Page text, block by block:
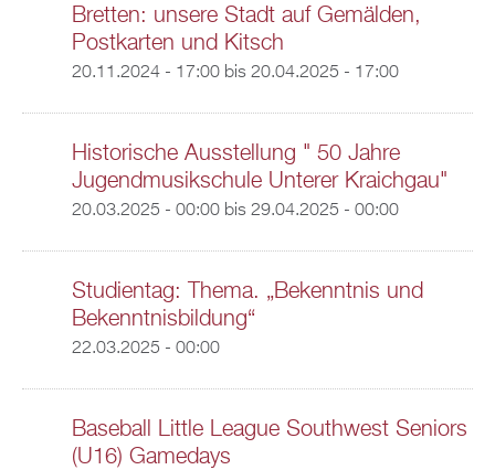
Bretten: unsere Stadt auf Gemälden,
Postkarten und Kitsch
20.11.2024 - 17:00bis 20.04.2025 - 17:00
Historische Ausstellung " 50 Jahre
Jugendmusikschule Unterer Kraichgau"
20.03.2025 - 00:00bis 29.04.2025 - 00:00
Studientag: Thema. „Bekenntnis und
Bekenntnisbildung“
22.03.2025 - 00:00
Baseball Little League Southwest Seniors
(U16) Gamedays